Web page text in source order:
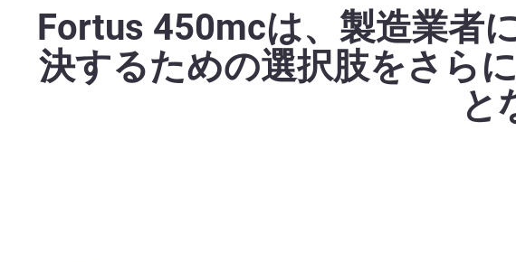
Fortus 450mcは、製造業者
決するための選択肢をさら
と